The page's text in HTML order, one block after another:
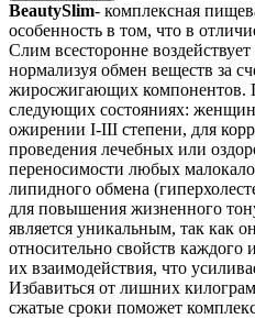
BeautySlim- комплексная
особенность в том, что в
Слим всесторонне
нормализуя обмен веществ за
жиросжигающих компонентов.
следующих состояниях:
ожирении I-III степени, для
проведения лечебных или
переносимости любых
липидного обмена
для повышения жизненного
является уникальным, так как
относительно свойств каждого
их взаимодействия, что
Избавиться от лишних
сжатые сроки поможет